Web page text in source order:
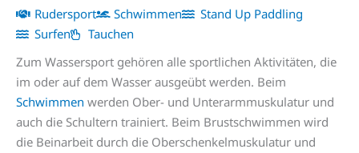
Rudersport Schwimmen
Stand Up Paddling
Surfen
Tauchen
Zum Wassersport gehören alle sportlichen Aktivitäten, die
im oder auf dem Wasser ausgeübt werden. Beim
Schwimmen werden Ober- und Unterarmmuskulatur und
auch die Schultern trainiert. Beim Brustschwimmen wird
die Beinarbeit durch die Oberschenkelmuskulatur und